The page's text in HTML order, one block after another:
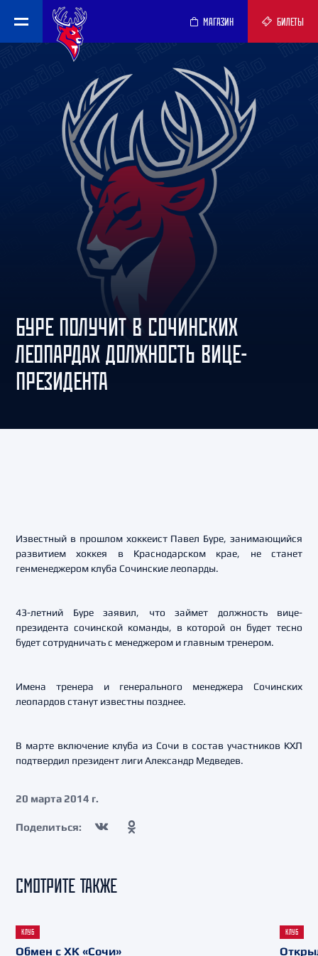
МАГАЗИН БИЛЕТЫ
БУРЕ ПОЛУЧИТ В СОЧИНСКИХ
ЛЕОПАРДАХ ДОЛЖНОСТЬ ВИЦЕ-
ПРЕЗИДЕНТА
Известный в прошлом хоккеист Павел Буре, занимающийся
развитием хоккея в Краснодарском крае, не станет
генменеджером клуба Сочинские леопарды.
43-летний Буре заявил, что займет должность вице-
президента сочинской команды, в которой он будет тесно
будет сотрудничать с менеджером и главным тренером.
Имена тренера и генерального менеджера Сочинских
леопардов станут известны позднее.
В марте включение клуба из Сочи в состав участников КХЛ
подтвердил президент лиги Александр Медведев.
20 марта 2014 г.
Поделиться:
СМОТРИТЕ ТАКЖЕ
КЛУБ
Обмен с ХК «Сочи»
КЛУБ